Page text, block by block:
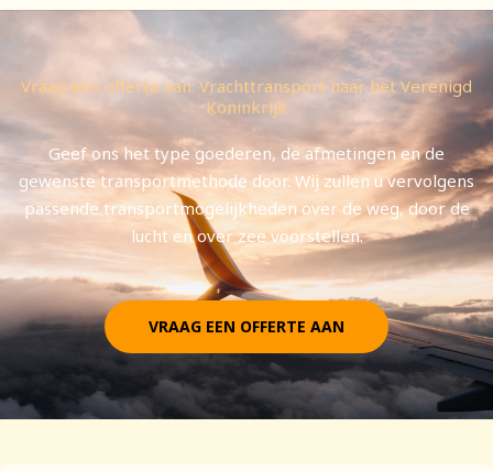
Vraag een offerte aan: Vrachttransport naar het Verenigd
Koninkrijk
Geef ons het type goederen, de afmetingen en de
gewenste transportmethode door. Wij zullen u vervolgens
passende transportmogelijkheden over de weg, door de
lucht en over zee voorstellen.
VRAAG EEN OFFERTE AAN